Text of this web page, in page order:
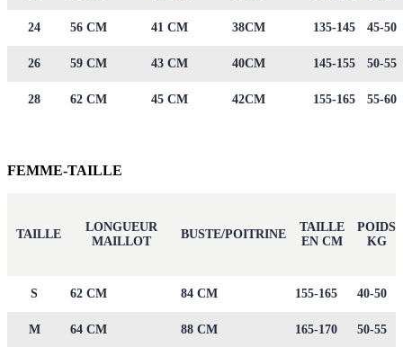
24 56 CM 41 CM 38CM 135-145 45-50
26 59 CM 43 CM 40CM 145-155 50-55
28 62 CM 45 CM 42CM 155-165 55-60
FEMME-TAILLE
TAILLE
LONGUEUR
MAILLOT
BUSTE/POITRINE
TAILLE
EN CM
POIDS
KG
S 62 CM 84 CM 155-165 40-50
M 64 CM 88 CM 165-170 50-55